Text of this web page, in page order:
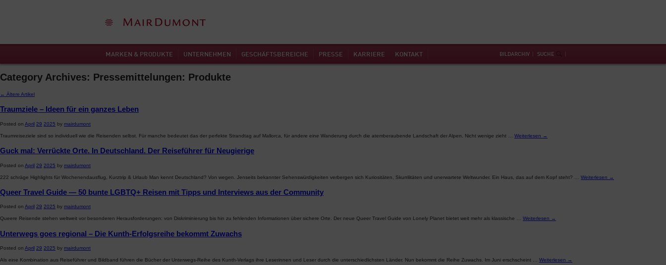
MARKEN & PRODUKTE UNTERNEHMEN GESCHÄFTSBEREICHE PRESSE KARRIERE KONTAKT BILDARCHIV SUCHE
Category Archives: Pressemittelungen: Produkte
← Ältere Artikel
Traumziele – Ideen für ein ganzes Leben
Posted on April 29 2025 by mairdumont
Traumreiseziele sind so individuell wie die Reisenden selbst. Für manche bedeutet das der perfekte Strandtag auf Mallorca, für andere eine Wanderung durch die atemberaubende Landschaft der Alpen. Nicht wenige zieht … Weiterlesen →
Guck mal: Verrückte Orte. In Deutschland. Der Reiseführer für Neugierige
Posted on April 29 2025 by mairdumont
222 schräge Highlights für Wochenendausflug, Kurztrip & Urlaub Man kennt Deutschland? Von wegen. Jenseits bekannter Sehenswürdigkeiten verbergen sich Kuriositäten, Skurrilitäten und unerwartete Weltwunder. Ein Haus, das auf dem Kopf steht? … Weiterlesen →
Queer Travel Guide — 50 bunte LGBTQ+ Reisen mit Tipps und Interviews aus der Community
Posted on April 29 2025 by mairdumont
Queere Reisende stehen weltweit vor besonderen Herausforderungen: von Diskriminierung bis hin zu fehlenden Informationen über sichere Orte. Der neue Queer Travel Guide von Lonely Planet bietet weit mehr als klassische … Weiterlesen →
Unterwegs goes regional – Die Kunth-Erfolgsreihe bekommt Zuwachs
Posted on April 29 2025 by mairdumont
Als eine Kombination aus Reiseführer und Bildband führen die Bücher der Unterwegs-Reihe des Kunth-Verlags ihre Leserinnen und Leser durch die unterschiedlichsten Länder. Nun bekommt die Reihe Zuwachs. Im Juni erschscheint … Weiterlesen →